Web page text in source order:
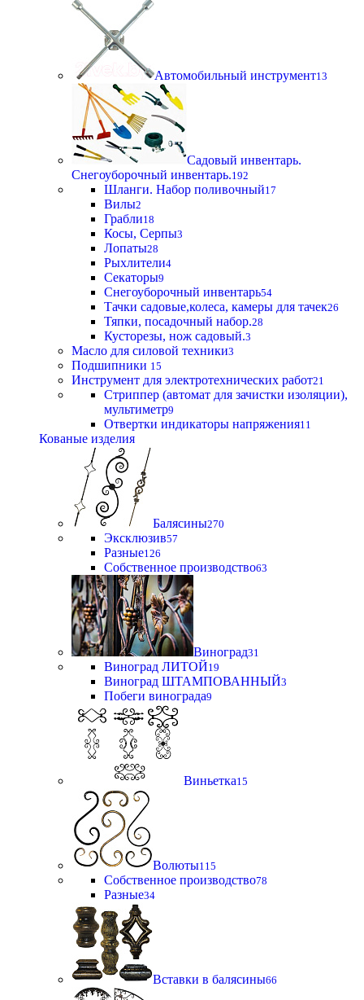
Автомобильный инструмент13
Садовый инвентарь.
Снегоуборочный инвентарь.192
Шланги. Набор поливочный17
Вилы2
Грабли18
Косы, Серпы3
Лопаты28
Рыхлители4
Секаторы9
Снегоуборочный инвентарь54
Тачки садовые,колеса, камеры для тачек26
Тяпки, посадочный набор.28
Кусторезы, нож садовый.3
Масло для силовой техники3
Подшипники 15
Инструмент для электротехнических работ21
Стриппер (автомат для зачистки изоляции),
мультиметр9
Отвертки индикаторы напряжения11
Кованые изделия
Балясины270
Эксклюзив57
Разные126
Собственное производство63
Виноград31
Виноград ЛИТОЙ19
Виноград ШТАМПОВАННЫЙ3
Побеги винограда9
Виньетка15
Волюты115
Собственное производство78
Разные34
Вставки в балясины66